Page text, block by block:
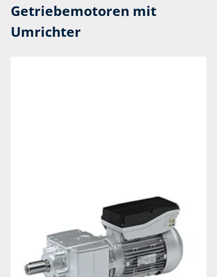
Getriebemotoren mit
Umrichter